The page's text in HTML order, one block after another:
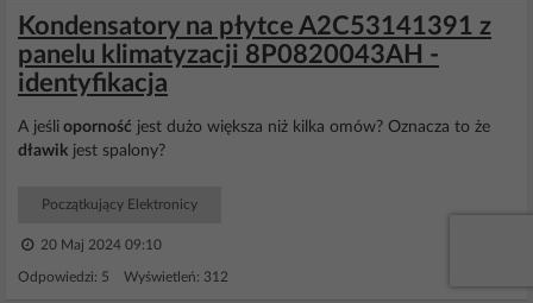
Kondensatory na płytce A2C53141391 z
panelu klimatyzacji 8P0820043AH -
identyfikacja
A jeśli oporność jest dużo większa niż kilka omów? Oznacza to że
dławik jest spalony?
Początkujący Elektronicy
20 Maj 2024 09:10
Odpowiedzi: 5 Wyświetleń: 312